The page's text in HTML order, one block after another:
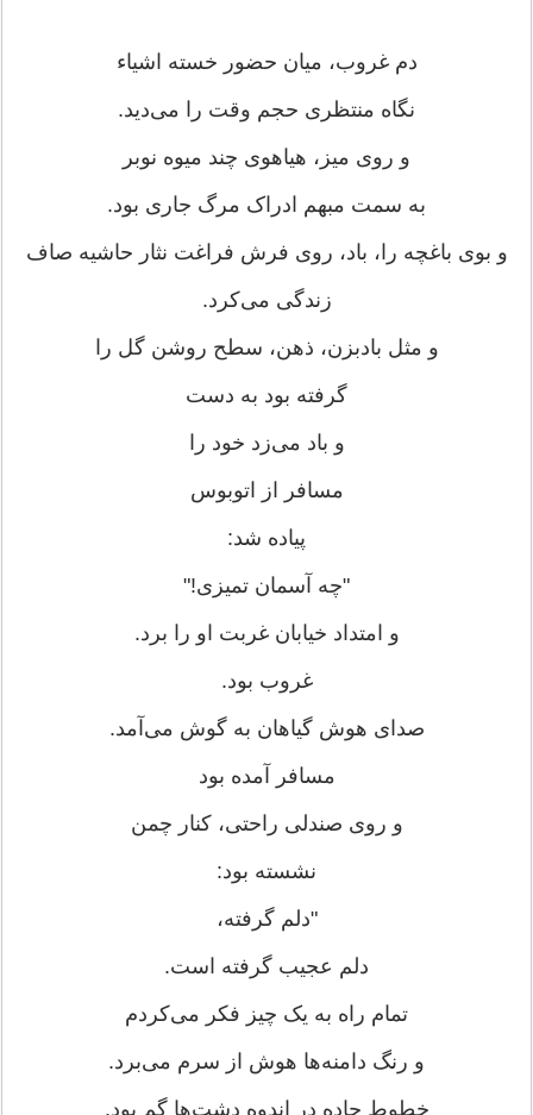
دم غروب، میان حضور خسته اشیاء
نگاه منتظری حجم وقت را می‌دید.
و روی میز، هیاهوی چند میوه نوبر
به سمت مبهم ادراک مرگ جاری بود.
و بوی باغچه را، باد، روی فرش فراغت نثار حاشیه صاف
زندگی می‌کرد.
و مثل بادبزن، ذهن، سطح روشن گل را
گرفته بود به دست
و باد می‌زد خود را
مسافر از اتوبوس
پیاده شد:
"چه آسمان تمیزی!"
و امتداد خیابان غربت او را برد.
غروب بود.
صدای هوش گیاهان به گوش می‌آمد.
مسافر آمده بود
و روی صندلی راحتی، کنار چمن
نشسته بود:
"دلم گرفته،
دلم عجیب گرفته است.
تمام راه به یک چیز فکر می‌کردم
و رنگ دامنه‌ها هوش از سرم می‌برد.
خطوط جاده در اندوه دشت‌ها گم بود.